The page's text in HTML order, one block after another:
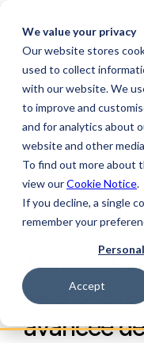
We value your privacy
Our website stores
used to collect
with our website. We
to improve and
and for analytics about
website and other
To find out more about
view ourCookie Notice.
If you decline, a single
remember your
Accept
ÉTUDES DE CAS,
Achilles
Skanska
avancée